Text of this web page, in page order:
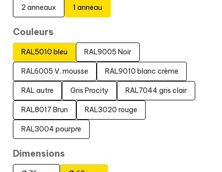
2 anneaux 1 anneau
Couleurs
RAL5010 bleu RAL9005 Noir
RAL6005 V. mousse RAL9010 blanc crème
RAL autre Gris Procity RAL7044 gris clair
RAL8017 Brun RAL3020 rouge
RAL3004 pourpre
Dimensions